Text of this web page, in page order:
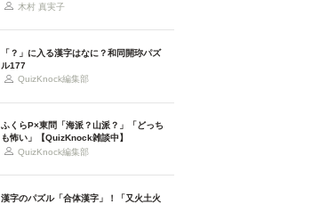
木村 真実子
「？」に入る漢字はなに？和同開珎パズ
ル177
QuizKnock編集部
ふくらP×東問「海派？山派？」「どっち
も怖い」【QuizKnock雑談中】
QuizKnock編集部
漢字のパズル「合体漢字」！「又火土火